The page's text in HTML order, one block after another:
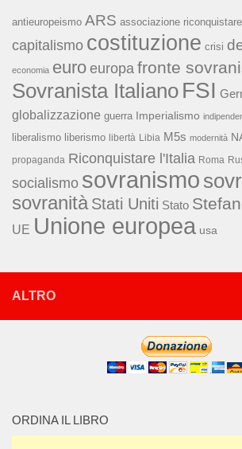
antieuropeismo ARS associazione
capitalismo costituzione crisi
economia euro europa fronte
Sovranista Italiano FSI
globalizzazione guerra Imperialismo
liberalismo liberismo libertà Libia M5s modernità
propaganda Riconquistare l'Italia Roma
socialismo sovranismo
sovranità Stati Uniti Stato
UE Unione europea usa
ALTRO
ORDINA IL LIBRO